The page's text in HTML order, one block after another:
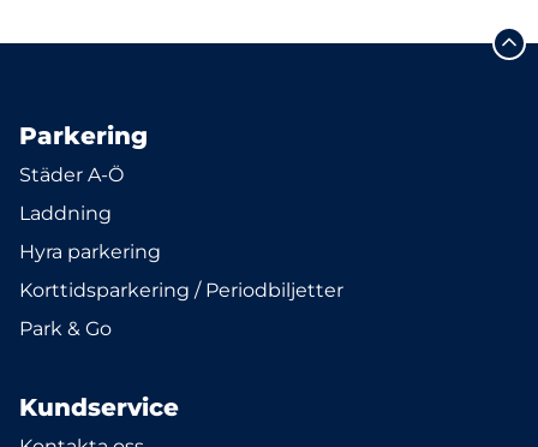
Parkering
Städer A-Ö
Laddning
Hyra parkering
Korttidsparkering / Periodbiljetter
Park & Go
Kundservice